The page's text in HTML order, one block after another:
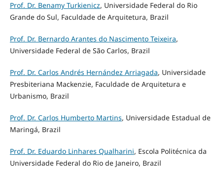
Prof. Dr. Benamy Turkienicz, Universidade Federal do Rio
Grande do Sul, Faculdade de Arquitetura, Brazil
Prof. Dr. Bernardo Arantes do Nascimento Teixeira,
Universidade Federal de São Carlos, Brazil
Prof. Dr. Carlos Andrés Hernández Arriagada, Universidade
Presbiteriana Mackenzie, Faculdade de Arquitetura e
Urbanismo, Brazil
Prof. Dr. Carlos Humberto Martins, Universidade Estadual de
Maringá, Brazil
Prof. Dr. Eduardo Linhares Qualharini, Escola Politécnica da
Universidade Federal do Rio de Janeiro, Brazil